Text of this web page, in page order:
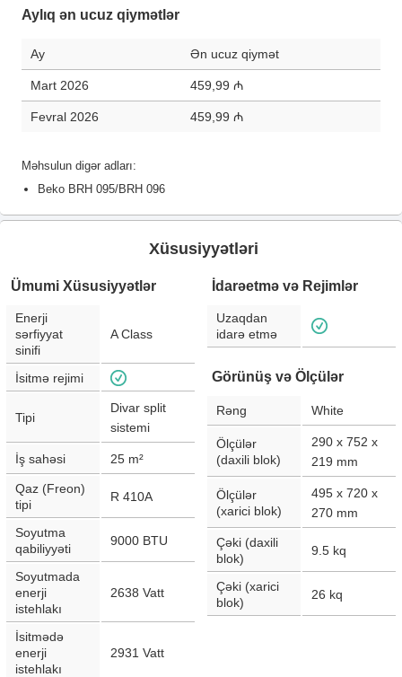
Aylıq ən ucuz qiymətlər
Ay Ən ucuz qiymət
Mart 2026 459,99 ₼
Fevral 2026 459,99 ₼
Məhsulun digər adları:
Beko BRH 095/BRH 096
Xüsusiyyətləri
Ümumi Xüsusiyyətlər
Enerji
sərfiyyat
sinifi
A Class
İsitmə rejimi
Tipi
Divar split
sistemi
İş sahəsi 25 m²
Qaz (Freon)
tipi
R 410A
Soyutma
qabiliyyəti
9000 BTU
Soyutmada
enerji
istehlakı
2638 Vatt
İsitmədə
enerji
istehlakı
2931 Vatt
İdarəetmə və Rejimlər
Uzaqdan
idarə etmə
Görünüş və Ölçülər
Rəng White
Ölçülər
(daxili blok)
290 x 752 x
219 mm
Ölçülər
(xarici blok)
495 x 720 x
270 mm
Çəki (daxili
blok)
9.5 kq
Çəki (xarici
blok)
26 kq